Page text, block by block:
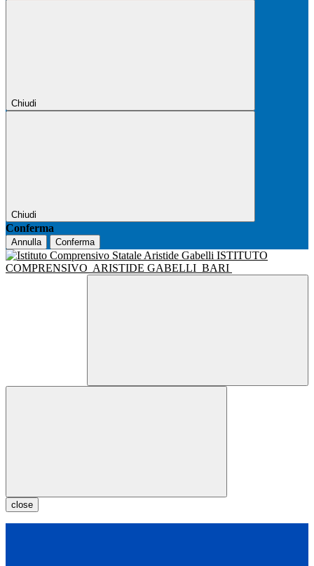
Chiudi
Chiudi
Conferma
Annulla Conferma
ISTITUTO
COMPRENSIVO ARISTIDE GABELLI BARI
close